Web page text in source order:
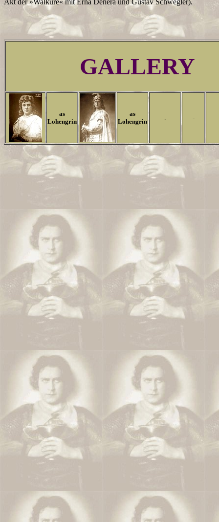
Akt der »Walküre« mit Erna Denera und Gustav Schwegler).
GALLERY
as
Lohengrin
as
Lohengrin
. -